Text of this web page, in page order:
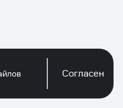
Согласен